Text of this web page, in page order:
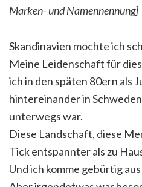
Marken- und Namennennung]
Skandinavien mochte ich
Meine Leidenschaft für
ich in den späten 80ern als
hintereinander in
unterwegs war.
Diese Landschaft, diese
Tick entspannter als zu
Und ich komme gebürtig